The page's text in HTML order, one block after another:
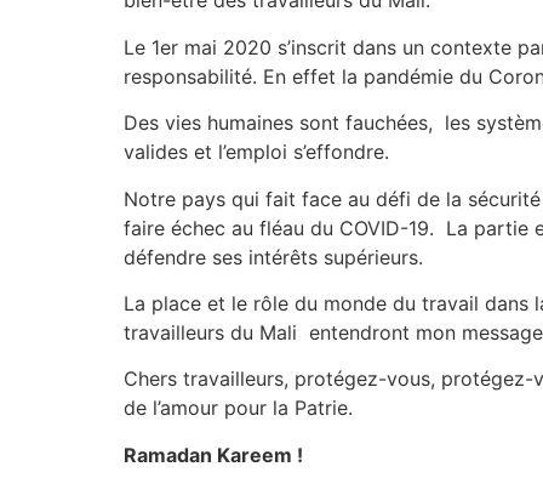
Le 1er mai 2020 s’inscrit dans un contexte
responsabilité. En effet la pandémie du
Des vies humaines sont fauchées, les
valides et l’emploi s’effondre.
Notre pays qui fait face au défi de la
faire échec au fléau du COVID-19. La partie
défendre ses intérêts supérieurs.
La place et le rôle du monde du travail dans
travailleurs du Mali entendront mon
Chers travailleurs, protégez-vous,
de l’amour pour la Patrie.
Ramadan Kareem !